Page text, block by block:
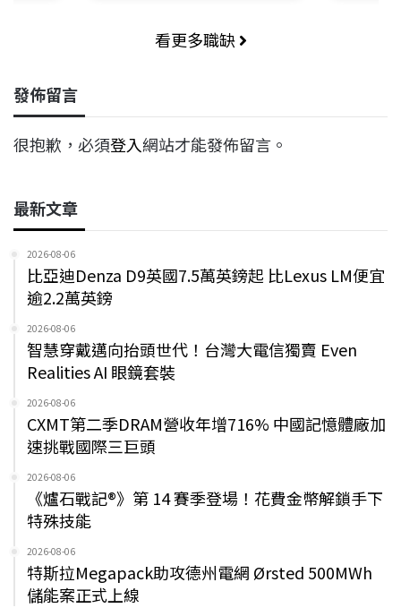
看更多職缺
發佈留言
很抱歉，必須登入網站才能發佈留言。
最新文章
2026-08-06
比亞迪Denza D9英國7.5萬英鎊起 比Lexus LM便宜
逾2.2萬英鎊
2026-08-06
智慧穿戴邁向抬頭世代！台灣大電信獨賣 Even
Realities AI 眼鏡套裝
2026-08-06
CXMT第二季DRAM營收年增716% 中國記憶體廠加
速挑戰國際三巨頭
2026-08-06
《爐石戰記®》第 14 賽季登場！花費金幣解鎖手下
特殊技能
2026-08-06
特斯拉Megapack助攻德州電網 Ørsted 500MWh
儲能案正式上線